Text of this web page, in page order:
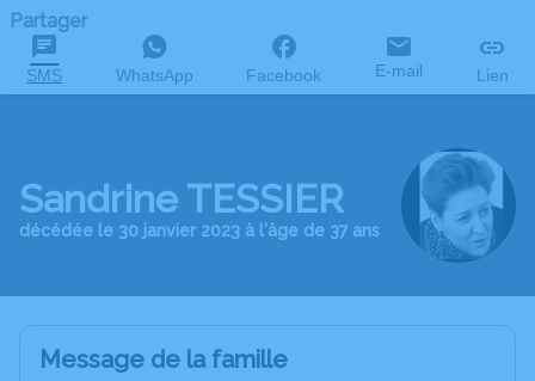
Partager
SMS WhatsApp Facebook E-mail Lien
Sandrine TESSIER
décédée le 30 janvier 2023 à l'âge de 37 ans
Message de la famille